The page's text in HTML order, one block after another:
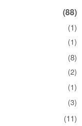
(88)
(1)
(1)
(8)
(2)
(1)
(3)
(11)